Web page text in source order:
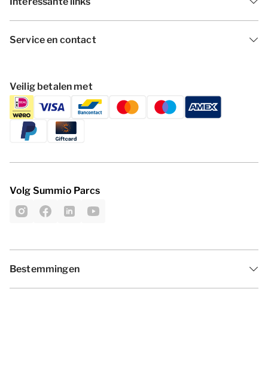
Service en contact
Veilig betalen met
Volg Summio Parcs
Bestemmingen